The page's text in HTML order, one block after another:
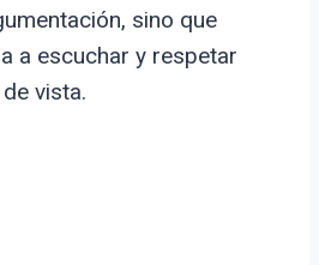
sino que
a escuchar y respetar
vista.